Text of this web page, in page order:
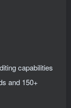
capabilities
and 150+